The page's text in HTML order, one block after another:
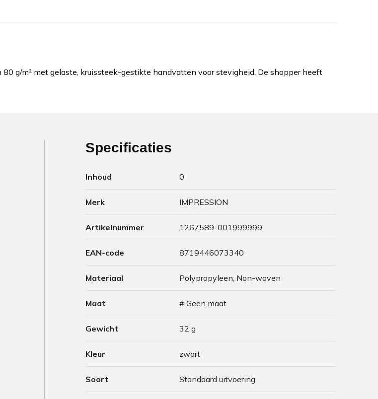
g/m² met gelaste, kruissteek-gestikte handvatten voor stevigheid. De shopper heeft
Specificaties
Inhoud 0
Merk IMPRESSION
Artikelnummer 1267589-001999999
EAN-code 8719446073340
Materiaal Polypropyleen, Non-woven
Maat # Geen maat
Gewicht 32 g
Kleur zwart
Soort Standaard uitvoering